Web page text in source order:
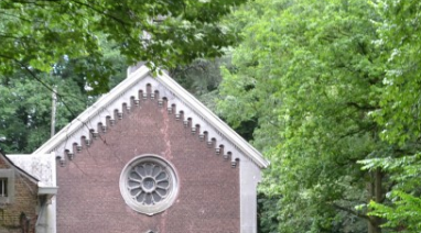
NOUVEAUX DÉVELOPPEMENTS 22
JUIN 2018 – NIEUWE
ONTWIKKELINGEN JUNI 2018
BALADE DÉGUSTATIVE DU
PATRIMOINE – DEGUSTATIEVE
WANDELING VAN HET ERFGOED
JOURNÉES DU PATRIMOINE –
LIÈGE
AUBERGE DU PÈLERIN SAINT
FRANÇOIS – LIÈGE –
SLAAPUITRUSTING HERBERG SAINT
FRANÇOIS (LUIK)
LE GR5 – DE GR5
LE GR5 DE PHILIPPE HUVELLE – DE
GR5 VAN PHILIPPE HUVELLE
AMIS RADIO CAMINO